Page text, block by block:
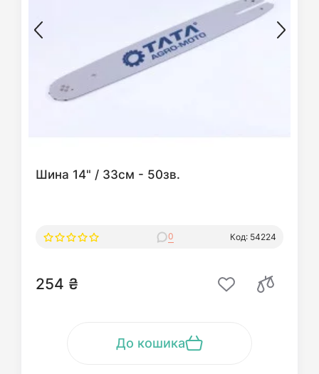
Шина 14" / 33см - 50зв.
0 Код: 54224
254 ₴
До кошика